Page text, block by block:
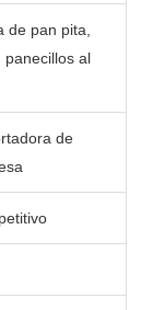
de pan pita,
panecillos al
de